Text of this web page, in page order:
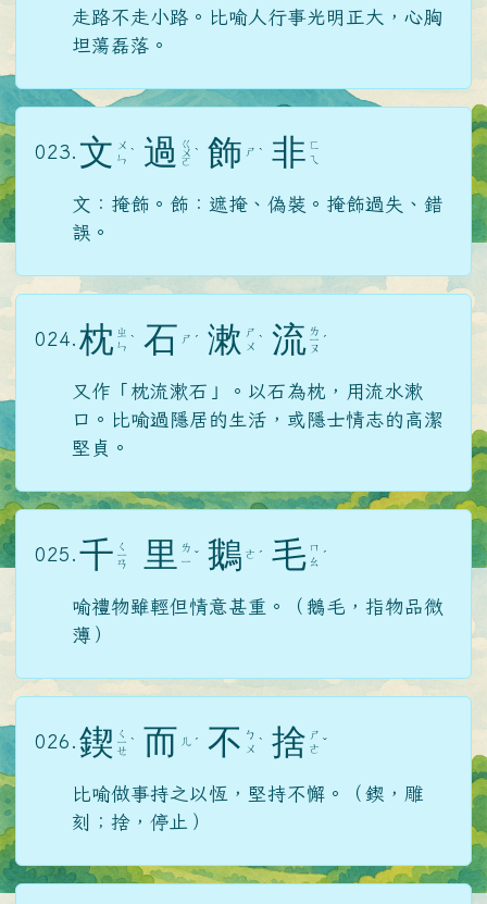
走路不走小路。比喻人行事光明正大，心胸
坦蕩磊落。
023. 文 ㄨ
ㄣ ˋ 過 ㄍ
ㄨ
ㄛ
ˋ 飾 ㄕ ˋ 非 ㄈ
ㄟ
文：掩飾。飾：遮掩、偽裝。掩飾過失、錯
誤。
024. 枕 ㄓ
ㄣ ˋ 石 ㄕ ˊ 漱 ㄕ
ㄨ ˋ 流 ㄌ
ㄧ
ㄡ
ˊ
又作「枕流漱石」。以石為枕，用流水漱
口。比喻過隱居的生活，或隱士情志的高潔
堅貞。
025. 千 ㄑ
ㄧ
ㄢ 里
ㄌ
ㄧ ˇ 鵝 ㄜ ˊ 毛 ㄇ
ㄠ ˊ
喻禮物雖輕但情意甚重。（鵝毛，指物品微
薄）
026. 鍥 ㄑ
ㄧ
ㄝ
ˋ 而 ㄦ ˊ 不 ㄅ
ㄨ ˋ 捨 ㄕ
ㄜ ˇ
比喻做事持之以恆，堅持不懈。（鍥，雕
刻；捨，停止）